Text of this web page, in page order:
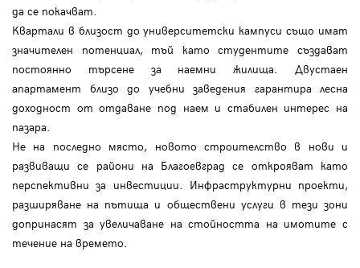
да се покачват.
Квартали в близост до университетски кампуси също имат
значителен потенциал, тъй като студентите създават
постоянно търсене за наемни жилища. Двустаен
апартамент близо до учебни заведения гарантира лесна
доходност от отдаване под наем и стабилен интерес на
пазара.
Не на последно място, новото строителство в нови и
развиващи се райони на Благоевград се открояват като
перспективни за инвестиции. Инфраструктурни проекти,
разширяване на пътища и обществени услуги в тези зони
допринасят за увеличаване на стойността на имотите с
течение на времето.